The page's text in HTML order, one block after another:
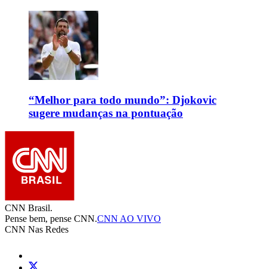
“Melhor para todo mundo”: Djokovic
sugere mudanças na pontuação
CNN Brasil.
Pense bem, pense CNN.CNN AO VIVO
CNN Nas Redes